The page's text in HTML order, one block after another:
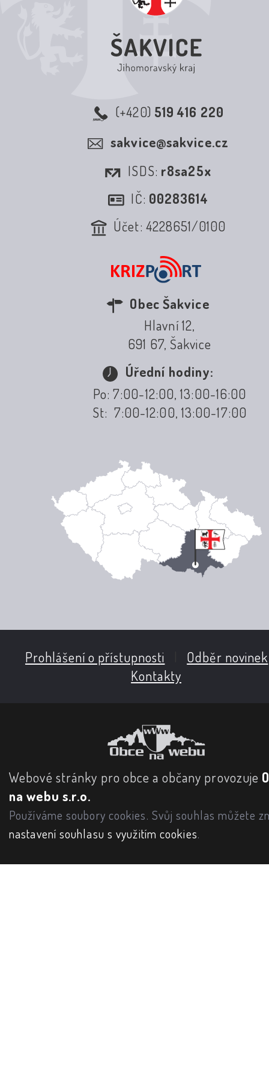
(+420) 519 416 220
sakvice@sakvice.cz
ISDS: r8sa25x
IČ: 00283614
Účet: 4228651/0100
Obec Šakvice
Hlavní 12,
691 67, Šakvice
Úřední hodiny:
Po: 7:00-12:00, 13:00-16:00
St: 7:00-12:00, 13:00-17:00
Prohlášení o přístupnosti Odběr novinek
Kontakty
Webové stránky pro obce a občany provozuje
na webu s.r.o.
Používáme soubory cookies. Svůj souhlas můžete
nastavení souhlasu s využitím cookies.